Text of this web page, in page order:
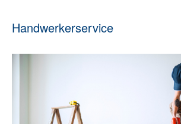
Handwerkerservice